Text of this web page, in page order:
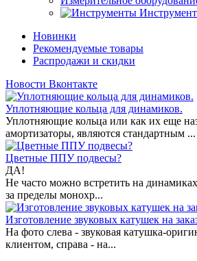
Новинки
Рекомендуемые товары
Распродажи и скидки
Новости Вконтакте
Уплотняющие кольца для динамиков.
Уплотняющие кольца или как их еще
амортизаторы, являются стандартным ...
Цветные ППУ подвесы?
ДА!
Не часто можно встретить на
за пределы монохр...
Изготовление звуковых катушек на
На фото слева - звуковая катушка-
клиентом, справа - на...